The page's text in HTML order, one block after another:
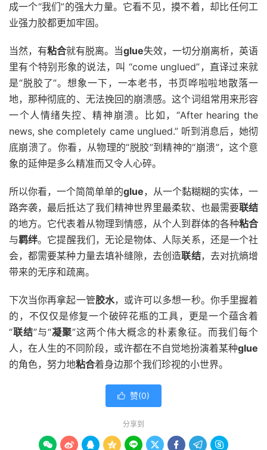
成一个“我们”的强大力量。它看不见，摸不着，却比任何工
业强力胶都更加牢固。
当然，有粘合就有脱离。当glue失效，一切分崩离析，英语
里有个特别形象的说法，叫 “come unglued”，直译过来就
是“脱胶了”。想象一下，一本老书，书页哗啦啦地散落一
地，那种彻底的、无法挽回的崩溃感。这个词组常用来形容
一个人情绪失控、精神崩溃。比如，“After hearing the
news, she completely came unglued.” 听到消息后，她彻
底崩溃了。你看，从物理的“脱胶”到精神的“崩溃”，这个意
象的延伸是多么精准而又令人心碎。
所以你看，一个简简单单的glue，从一个黏糊糊的实体，一
路奔袭，最后抵达了我们精神世界里最柔软、也最需要联结
的地方。它代表着从物理到情感，从个人到群体的各种粘合
与羁绊。它提醒我们，无论是物体、人际关系，还是一个社
会，都需要某种力量去填补缝隙，去创造联结，去对抗熵增
带来的无序和疏离。
下次当你再拿起一管胶水，或许可以多想一秒。你手里握着
的，不仅仅是修复一个破碎花瓶的工具，更是一个蕴含着
“联结”与“凝聚”这两个伟大概念的朴素象征。而我们每个
人，在人生的不同阶段，或许都在不自觉地扮演着某种glue
的角色，努力地粘合着身边那个我们珍视的小世界。
 赞(0)
分享到
        